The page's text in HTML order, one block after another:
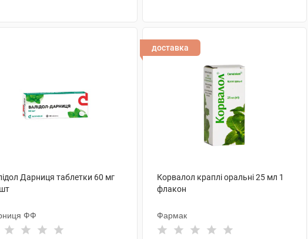
Дарниця таблетки 60 мг
ФФ
доставка
Корвалол краплі оральні 25 мл 1
флакон
Фармак